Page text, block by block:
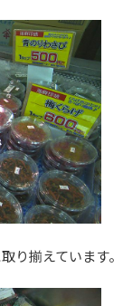
り揃えています。